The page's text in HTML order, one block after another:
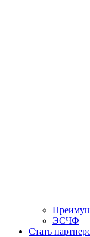
ЭСЧФ
Стать